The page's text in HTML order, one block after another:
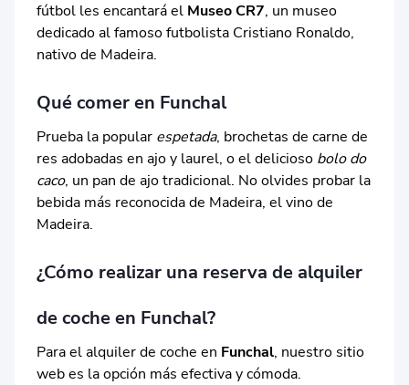
fútbol les encantará el Museo CR7, un museo
dedicado al famoso futbolista Cristiano Ronaldo,
nativo de Madeira.
Qué comer en Funchal
Prueba la popular espetada, brochetas de carne de
res adobadas en ajo y laurel, o el delicioso bolo do
caco, un pan de ajo tradicional. No olvides probar la
bebida más reconocida de Madeira, el vino de
Madeira.
¿Cómo realizar una reserva de alquiler
de coche en Funchal?
Para el alquiler de coche en Funchal, nuestro sitio
web es la opción más efectiva y cómoda.